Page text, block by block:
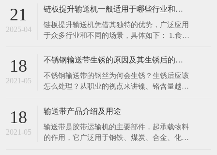
1.清洁设备：每次使用前后，都应清理输送机
表面及链板上残留的物料、灰尘和杂物。可以
使用干净的抹布擦拭设备表面，对于顽固污
渍，可使用中性清洁剂进行清洗，然后用清水
21
2025-04
链板提升输送机一般适用于哪些行业和场景呢
链板提升输送机凭借其独特的优势，广泛应用
于众多行业和不同的场景，具体如下： 1.食品
干、糖果等烘焙食品的生产，链板提升输送机
装工位，由于其能采用符合食品卫生标准的不
锈钢材质链板，可有效避免食品受到污染。在
18
2021-05
不锈钢输送带生锈的原因及其生锈后的处理办法
不锈钢输送带的钢丝为何会生锈？生锈后应该
怎么处理？从职业的视点来讲镍、铬含量越
的，放在恶劣环境下，也会生锈。 不锈钢是
钢称为不锈钢。不锈钢是在通常碳素钢中增加
一定含量的铬元素锻炼制成的。不锈钢之所以
18
2021-05
输送带产品介绍及用途
输送带是胶带运输机的主要部件，起承载物料
的作用，它广泛用于钢铁、煤炭、合金、化